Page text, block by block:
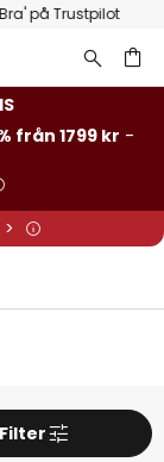
från 1799 kr -
Filter
rabatt
nästan allt*
Kopiera